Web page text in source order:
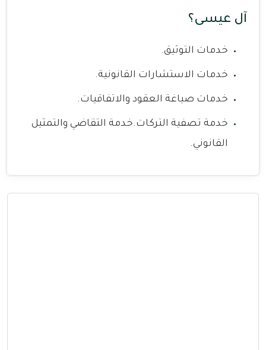
آل عيسى؟
خدمات التوثيق.
خدمات الاستشارات القانونية.
خدمات صياغة العقود والاتفاقيات.
خدمة تصفية التركات.خدمة التقاضي والتمثيل
القانوني.